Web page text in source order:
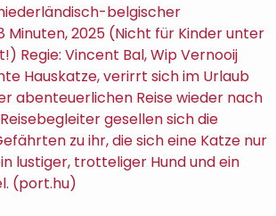
belgischer
Minuten, 2025 (Nicht für Kinder unter
Regie: Vincent Bal, Wip Vernooij
Hauskatze, verirrt sich im Urlaub
abenteuerlichen Reise wieder nach
gesellen sich die
zu ihr, die sich eine Katze nur
lustiger, trotteliger Hund und ein
(port.hu)